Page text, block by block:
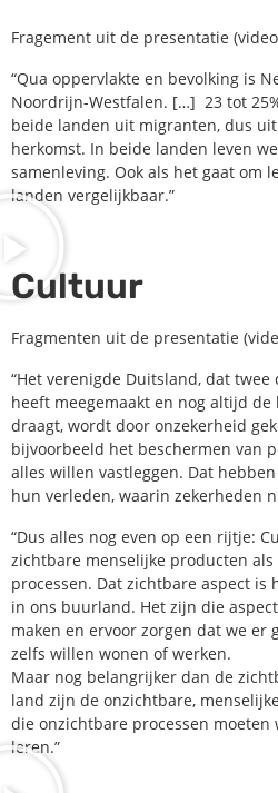
Fragement uit de presentatie
“Qua oppervlakte en bevolking is
Noordrijn-Westfalen. […] 23 tot
beide landen uit migranten, dus
herkomst. In beide landen leven
samenleving. Ook als het gaat om
landen vergelijkbaar.”
Cultuur
Fragmenten uit de presentatie
“Het verenigde Duitsland, dat
heeft meegemaakt en nog altijd
draagt, wordt door onzekerheid
bijvoorbeeld het beschermen van
alles willen vastleggen. Dat
hun verleden, waarin zekerheden
“Dus alles nog even op een rijtje:
zichtbare menselijke producten
processen. Dat zichtbare aspect is
in ons buurland. Het zijn die
maken en ervoor zorgen dat we er
zelfs willen wonen of werken.
Maar nog belangrijker dan de
land zijn de onzichtbare,
die onzichtbare processen moeten
leren.”